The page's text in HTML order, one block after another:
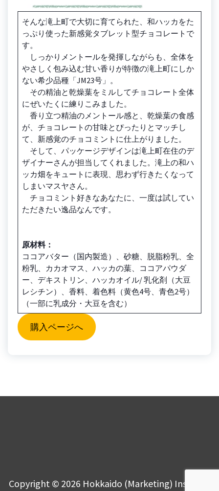
そんな滝上町で大切に育てられた、和ハッカをた
っぷり使った新感覚タブレット型チョコレートで
す。
しっかりメントールを発揮しながらも、全体を
やさしく包み込む甘い香りが特徴の滝上町にしか
ない希少品種「JM23号」。
その精油と乾燥葉をミルしてチョコレート全体
にぜいたくに練りこみました。
香り立つ精油のメントール感と、乾燥葉の食感
が、チョコレートの甘味とぴったりとマッチし
て、新感覚のチョコミントに仕上がりました。
そして、パッケージデザインは滝上町在住のデ
ザイナーさんが担当してくれました。滝上の和ハ
ッカ畑をキュートに表現、思わず行きたくなって
しまいマスヤさん。
チョコミント好きなあなたに、一度は試してい
ただきたい逸品なんです。
原材料：
ココアバター（国内製造）、砂糖、脱脂粉乳、全
粉乳、カカオマス、ハッカの葉、ココアパウダ
ー、デキストリン、ハッカオイル/ 乳化剤（大豆
レシチン）、香料、着色料（黄色4号、青色2号）
（一部に乳成分・大豆を含む）
購入ページへ
Copyright © 2026 Hokkaido (Marketing) Institute